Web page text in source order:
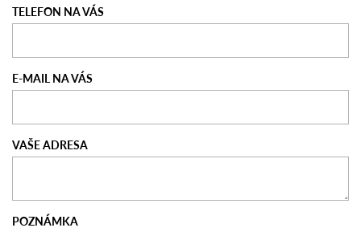
TELEFON NA VÁS
E-MAIL NA VÁS
VAŠE ADRESA
POZNÁMKA